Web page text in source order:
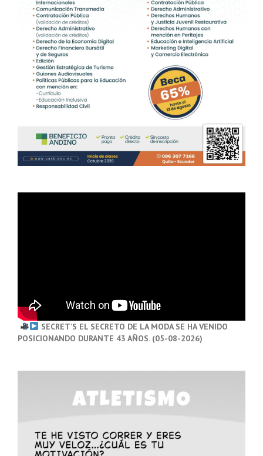
SECRET’S EL SECRETO DE LA MODA SE HA VENIDO
POSICIONANDO DURANTE 43 AÑOS. (05-08-2026)